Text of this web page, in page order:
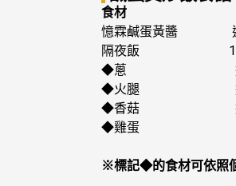
食材
憶霖鹹蛋黃醬
隔夜飯 1
◆蔥 適
◆火腿 適
◆香菇 適
◆雞蛋 2
※標記◆的食材可依照